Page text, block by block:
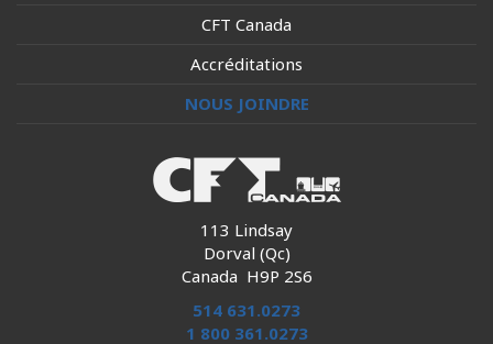
CFT Canada
Accréditations
NOUS JOINDRE
113 Lindsay
Dorval (Qc)
Canada H9P 2S6
514 631.0273
1 800 361.0273